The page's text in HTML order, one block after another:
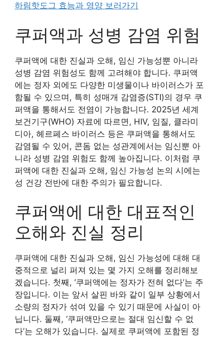
하림핫도그 효능과 영양 보러가기
쿠퍼액과 성병 감염 위험
쿠퍼액에 대한 진실과 오해, 임신 가능성뿐 아니라
성병 감염 위험성도 함께 고려해야 합니다. 쿠퍼액
에는 정자 외에도 다양한 미생물이나 바이러스가 포
함될 수 있으며, 특히 성매개 감염증(STI)의 경우 쿠
퍼액을 통해서도 전염이 가능합니다. 2025년 세계
보건기구(WHO) 자료에 따르면, HIV, 임질, 클라미
디아, 헤르페스 바이러스 등은 쿠퍼액을 통해서도
감염될 수 있어, 콘돔 없는 성관계에서는 임신뿐 아
니라 성병 감염 위험도 함께 높아집니다. 이처럼 쿠
퍼액에 대한 진실과 오해, 임신 가능성 논의 시에는
성 건강 전반에 대한 주의가 필요합니다.
쿠퍼액에 대한 대표적인
오해와 진실 정리
쿠퍼액에 대한 진실과 오해, 임신 가능성에 대해 대
중적으로 널리 퍼져 있는 몇 가지 오해를 정리해보
겠습니다. 첫째, ‘쿠퍼액에는 정자가 전혀 없다’는 주
장입니다. 이는 앞서 살핀 바와 같이 일부 상황에서
소량의 정자가 섞여 있을 수 있기 때문에 사실이 아
닙니다. 둘째, ‘쿠퍼액만으로는 절대 임신할 수 없
다’는 오해가 있습니다. 실제로 쿠퍼액에 포함된 정